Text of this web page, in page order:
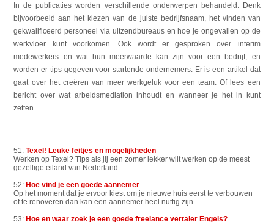
In de publicaties worden verschillende onderwerpen behandeld. Denk
bijvoorbeeld aan het kiezen van de juiste bedrijfsnaam, het vinden van
gekwalificeerd personeel via uitzendbureaus en hoe je ongevallen op de
werkvloer kunt voorkomen. Ook wordt er gesproken over interim
medewerkers en wat hun meerwaarde kan zijn voor een bedrijf, en
worden er tips gegeven voor startende ondernemers. Er is een artikel dat
gaat over het creëren van meer werkgeluk voor een team. Of lees een
bericht over wat arbeidsmediation inhoudt en wanneer je het in kunt
zetten.
51:Texel! Leuke feitjes en mogelijkheden
Werken op Texel? Tips als jij een zomer lekker wilt werken op de meest
gezellige eiland van Nederland.
52:Hoe vind je een goede aannemer
Op het moment dat je ervoor kiest om je nieuwe huis eerst te verbouwen
of te renoveren dan kan een aannemer heel nuttig zijn.
53:Hoe en waar zoek je een goede freelance vertaler Engels?